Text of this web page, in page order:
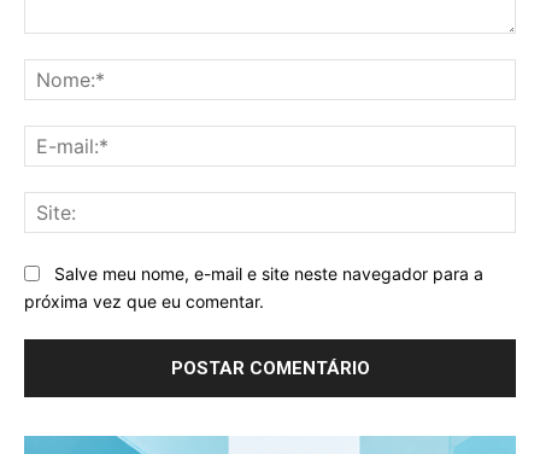
Salve meu nome, e-mail e site neste navegador para a
próxima vez que eu comentar.